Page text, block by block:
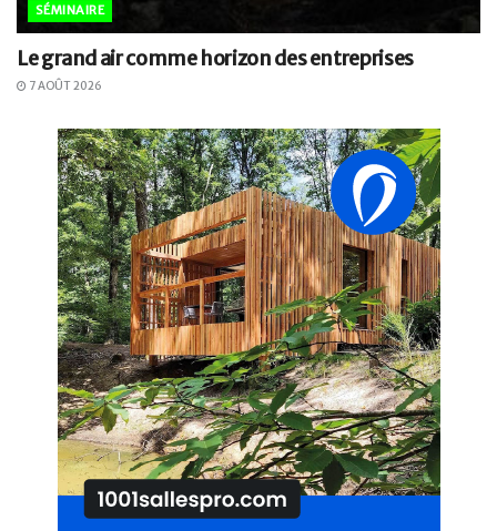
SÉMINAIRE
Le grand air comme horizon des entreprises
7 AOÛT 2026